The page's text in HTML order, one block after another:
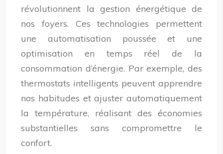
révolutionnent la gestion énergétique de
nos foyers. Ces technologies permettent
une automatisation poussée et une
optimisation en temps réel de la
consommation d’énergie. Par exemple, des
thermostats intelligents peuvent apprendre
nos habitudes et ajuster automatiquement
la température, réalisant des économies
substantielles sans compromettre le
confort.